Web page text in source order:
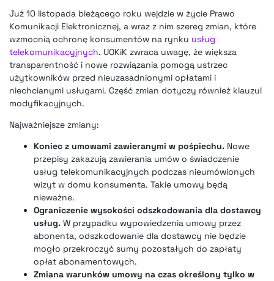
Już 10 listopada bieżącego roku wejdzie w życie Prawo
Komunikacji Elektronicznej, a wraz z nim szereg zmian, które
wzmocnią ochronę konsumentów na rynku usług
telekomunikacyjnych. UOKiK zwraca uwagę, że większa
transparentność i nowe rozwiązania pomogą ustrzec
użytkowników przed nieuzasadnionymi opłatami i
niechcianymi usługami. Część zmian dotyczy również klauzul
modyfikacyjnych.
Najważniejsze zmiany:
Koniec z umowami zawieranymi w pośpiechu. Nowe
przepisy zakazują zawierania umów o świadczenie
usług telekomunikacyjnych podczas nieumówionych
wizyt w domu konsumenta. Takie umowy będą
nieważne.
Ograniczenie wysokości odszkodowania dla dostawcy
usług. W przypadku wypowiedzenia umowy przez
abonenta, odszkodowanie dla dostawcy nie będzie
mogło przekroczyć sumy pozostałych do zapłaty
opłat abonamentowych.
Zmiana warunków umowy na czas określony tylko w